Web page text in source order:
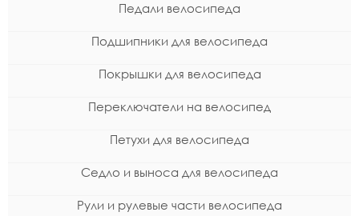
Педали велосипеда
Подшипники для велосипеда
Покрышки для велосипеда
Переключатели на велосипед
Петухи для велосипеда
Седло и выноса для велосипеда
Рули и рулевые части велосипеда